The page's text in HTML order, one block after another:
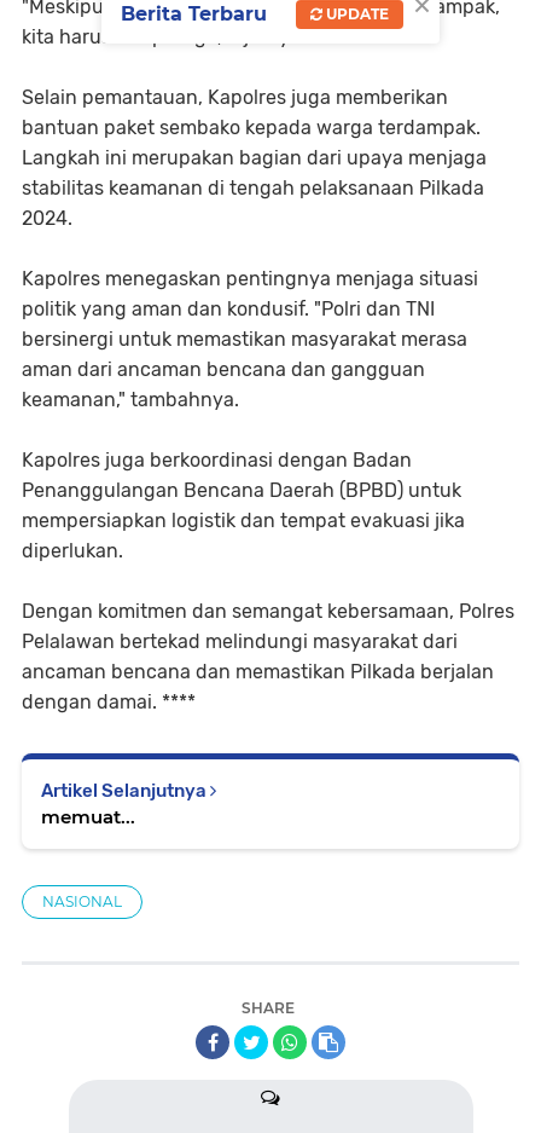
"Meskipun belum ada rumah warga yang terdampak,
kita harus tetap siaga," ujarnya.
Selain pemantauan, Kapolres juga memberikan
bantuan paket sembako kepada warga terdampak.
Langkah ini merupakan bagian dari upaya menjaga
stabilitas keamanan di tengah pelaksanaan Pilkada
2024.
Kapolres menegaskan pentingnya menjaga situasi
politik yang aman dan kondusif. "Polri dan TNI
bersinergi untuk memastikan masyarakat merasa
aman dari ancaman bencana dan gangguan
keamanan," tambahnya.
Kapolres juga berkoordinasi dengan Badan
Penanggulangan Bencana Daerah (BPBD) untuk
mempersiapkan logistik dan tempat evakuasi jika
diperlukan.
Dengan komitmen dan semangat kebersamaan, Polres
Pelalawan bertekad melindungi masyarakat dari
ancaman bencana dan memastikan Pilkada berjalan
dengan damai. ****
Artikel Selanjutnya
memuat...
NASIONAL
SHARE
Berita Terbaru UPDATE